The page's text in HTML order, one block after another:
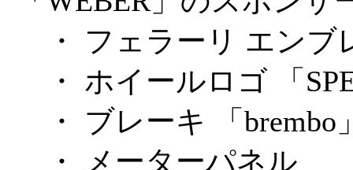
・ フェラーリ エンブ
・ ホイールロゴ 「
・ ブレーキ 「brembo
・ メーターパネル